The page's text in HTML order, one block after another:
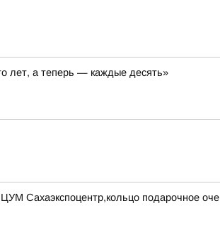
лет, а теперь — каждые десять»
Сахаэкспоцентр,кольцо подарочное